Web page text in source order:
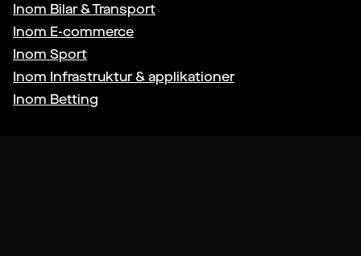
Inom Bilar & Transport
Inom E-commerce
Inom Sport
Inom Infrastruktur & applikationer
Inom Betting